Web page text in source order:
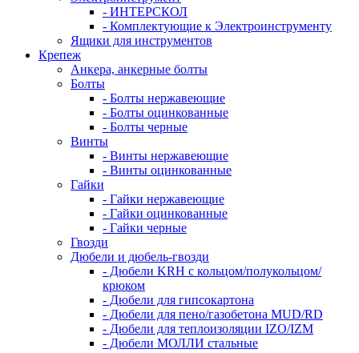
- ИНТЕРСКОЛ
- Комплектующие к Электроинструменту
Ящики для инструментов
Крепеж
Анкера, анкерные болты
Болты
- Болты нержавеющие
- Болты оцинкованные
- Болты черные
Винты
- Винты нержавеющие
- Винты оцинкованные
Гайки
- Гайки нержавеющие
- Гайки оцинкованные
- Гайки черные
Гвозди
Дюбели и дюбель-гвозди
- Дюбели KRH с кольцом/полукольцом/
крюком
- Дюбели для гипсокартона
- Дюбели для пено/газобетона MUD/RD
- Дюбели для теплоизоляции IZO/IZM
- Дюбели МОЛЛИ стальные